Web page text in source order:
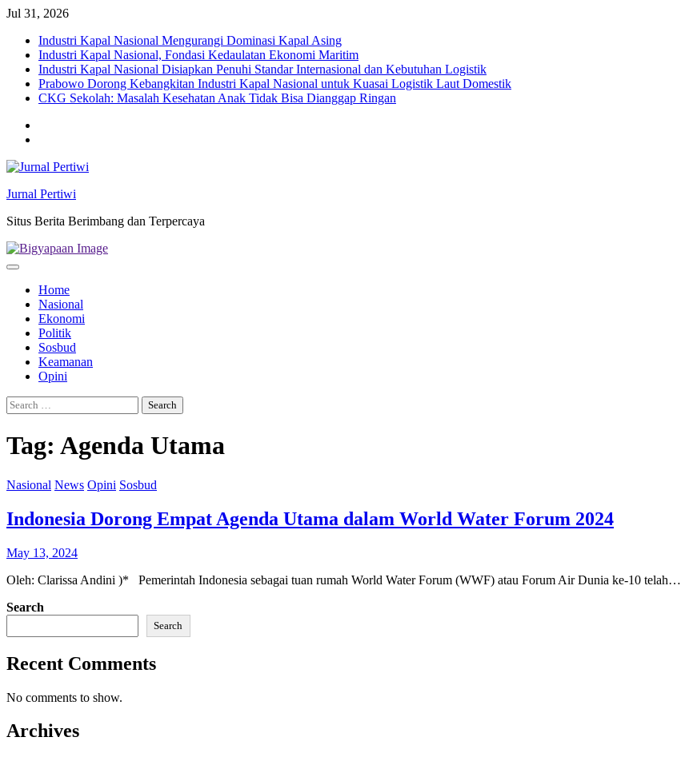
Skip
content
Jul 31, 2026
Industri Kapal Nasional Mengurangi Dominasi Kapal Asing
Industri Kapal Nasional, Fondasi Kedaulatan Ekonomi Maritim
Industri Kapal Nasional Disiapkan Penuhi Standar Internasional dan Kebutuhan Logistik
Prabowo Dorong Kebangkitan Industri Kapal Nasional untuk Kuasai Logistik Laut Domestik
CKG Sekolah: Masalah Kesehatan Anak Tidak Bisa Dianggap Ringan
Jurnal Pertiwi
Situs Berita Berimbang dan Terpercaya
Home
Nasional
Ekonomi
Politik
Sosbud
Keamanan
Opini
Search
for:
Tag: Agenda Utama
Nasional News Opini Sosbud
Indonesia Dorong Empat Agenda Utama dalam World Water Forum 2024
May 13, 2024
Oleh: Clarissa Andini )* Pemerintah Indonesia sebagai tuan rumah World Water Forum (WWF) atau Forum Air Dunia ke-10 telah…
Search
Search
Recent Comments
No comments to show.
Archives